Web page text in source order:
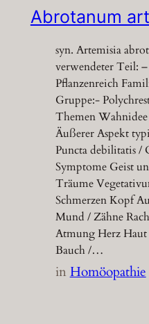
Abrotanum
syn. Artemisia
verwendeter Teil:
Pflanzenreich
Gruppe:-
Themen
Äußerer Aspekt
Puncta debilitatis /
Symptome Geist
Träume
Schmerzen Kopf
Mund / Zähne
Atmung Herz Haut
Bauch /…
inHomöopathie